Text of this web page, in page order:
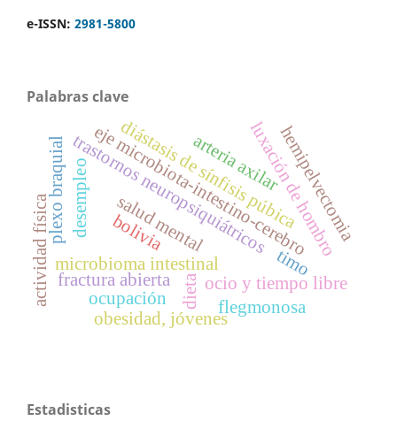
e-ISSN: 2981-5800
Palabras clave
microbioma intestinal
trastornos neuropsiquiátricos
dieta
eje microbiota-intestino-cerebro
salud mental luxación de hombro
plexo braquial arteria axilarhemipelvectomia
diástasis de sínfisis púbica
fractura abierta
ocio y tiempo libre
obesidad, jóvenes
actividad física bolivia
desempleo
ocupación
timo
flegmonosa
Estadisticas